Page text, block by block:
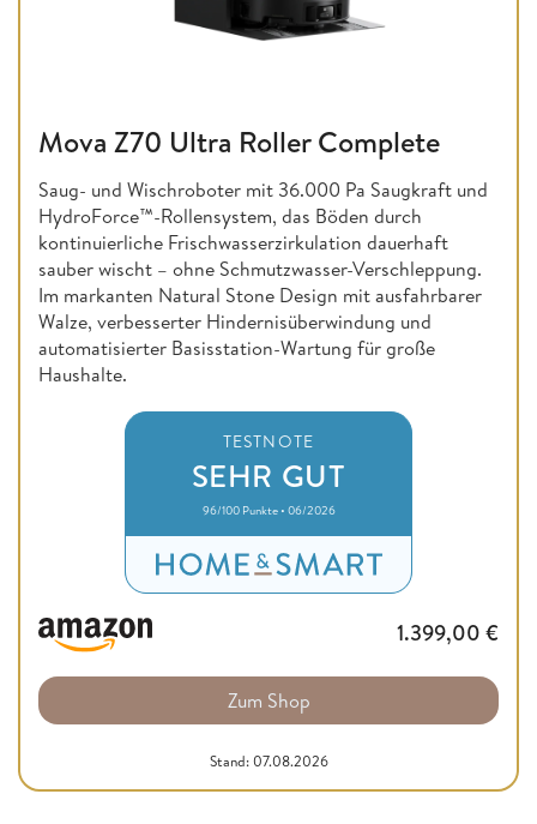
Mova Z70 Ultra Roller Complete
Saug- und Wischroboter mit 36.000 Pa Saugkraft und
HydroForce™-Rollensystem, das Böden durch
kontinuierliche Frischwasserzirkulation dauerhaft
sauber wischt – ohne Schmutzwasser-Verschleppung.
Im markanten Natural Stone Design mit ausfahrbarer
Walze, verbesserter Hindernisüberwindung und
automatisierter Basisstation-Wartung für große
Haushalte.
TESTNOTE
SEHR GUT
96/100 Punkte • 06/2026
1.399,00 €
Zum Shop
Stand: 07.08.2026